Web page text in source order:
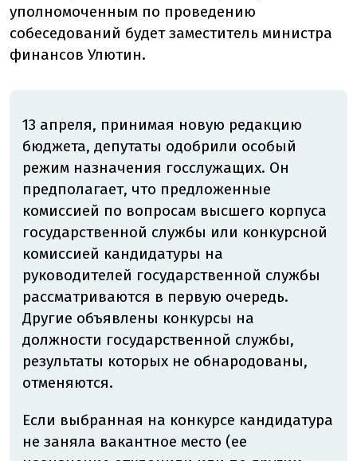
уполномоченным по проведению
собеседований будет заместитель министра
финансов Улютин.
13 апреля, принимая новую редакцию
бюджета, депутаты одобрили особый
режим назначения госслужащих. Он
предполагает, что предложенные
комиссией по вопросам высшего корпуса
государственной службы или конкурсной
комиссией кандидатуры на
руководителей государственной службы
рассматриваются в первую очередь.
Другие объявлены конкурсы на
должности государственной службы,
результаты которых не обнародованы,
отменяются.
Если выбранная на конкурсе кандидатура
не заняла вакантное место (ее